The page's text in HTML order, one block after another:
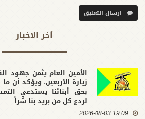
ارسال التعليق
آخر الاخبار
الأمين العام يثمن جهود
زيارة الأربعين، ويؤكد أن
بحق أبنائنا يستدعي
لردع كل من يريد بنا شراً
19:09 2026-08-03